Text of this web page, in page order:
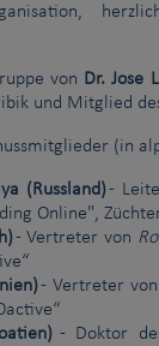
von Dr. Jose
und Mitglied
(in
(Russland)-
Online",
- Vertreter von
- Vertreter von
- Doktor der